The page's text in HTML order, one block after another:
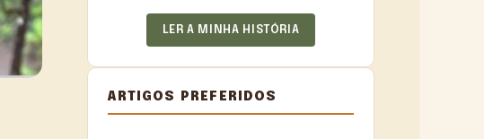
LER A MINHA HISTÓRIA
ARTIGOS PREFERIDOS